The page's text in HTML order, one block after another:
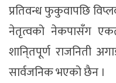
प्रतिवन्ध फुकुवापछि
नेतृत्वको नेकपासँग
शानि्तपूर्ण राजनिती
सार्वजनिक भएको छैन ।